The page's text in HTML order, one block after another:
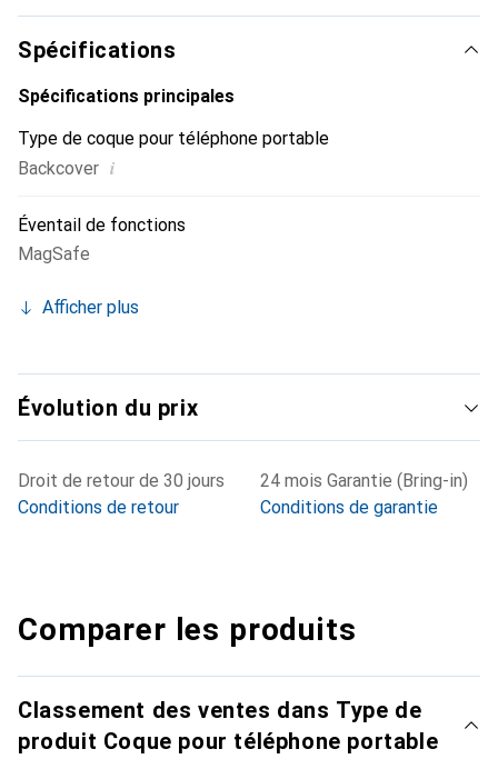
produits de haute qualité, la marque Noreve est un choix
fiable pour une clientèle exigeante.
Spécifications
Spécifications principales
Type de coque pour téléphone portable
Backcover i
Éventail de fonctions
MagSafe
Afficher plus
Évolution du prix
Droit de retour de 30 jours
Conditions de retour
24 mois Garantie (Bring-in)
Conditions de garantie
Comparer les produits
Classement des ventes dans Type de
produit Coque pour téléphone portable